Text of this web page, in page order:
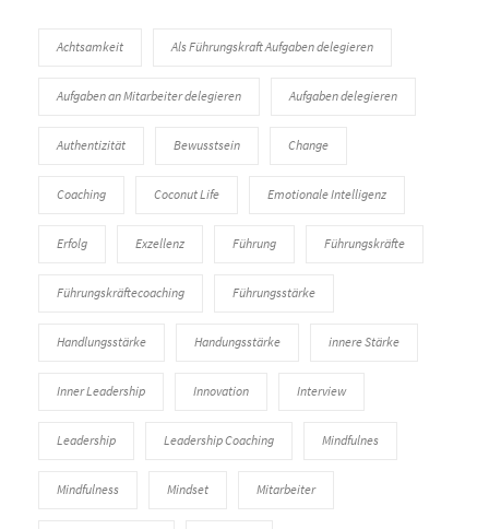
Achtsamkeit Als Führungskraft Aufgaben delegieren
Aufgaben an Mitarbeiter delegieren Aufgaben delegieren
Authentizität Bewusstsein Change
Coaching Coconut Life Emotionale Intelligenz
Erfolg Exzellenz Führung Führungskräfte
Führungskräftecoaching Führungsstärke
Handlungsstärke Handungsstärke innere Stärke
Inner Leadership Innovation Interview
Leadership Leadership Coaching Mindfulnes
Mindfulness Mindset Mitarbeiter